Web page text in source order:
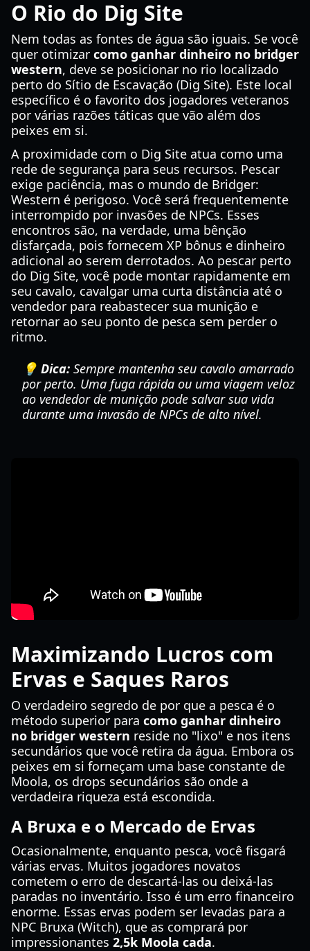
O Rio do Dig Site
Nem todas as fontes de água são iguais. Se você
quer otimizar como ganhar dinheiro no bridger
western, deve se posicionar no rio localizado
perto do Sítio de Escavação (Dig Site). Este local
específico é o favorito dos jogadores veteranos
por várias razões táticas que vão além dos
peixes em si.
A proximidade com o Dig Site atua como uma
rede de segurança para seus recursos. Pescar
exige paciência, mas o mundo de Bridger:
Western é perigoso. Você será frequentemente
interrompido por invasões de NPCs. Esses
encontros são, na verdade, uma bênção
disfarçada, pois fornecem XP bônus e dinheiro
adicional ao serem derrotados. Ao pescar perto
do Dig Site, você pode montar rapidamente em
seu cavalo, cavalgar uma curta distância até o
vendedor para reabastecer sua munição e
retornar ao seu ponto de pesca sem perder o
ritmo.
💡 Dica: Sempre mantenha seu cavalo amarrado
por perto. Uma fuga rápida ou uma viagem veloz
ao vendedor de munição pode salvar sua vida
durante uma invasão de NPCs de alto nível.
Maximizando Lucros com
Ervas e Saques Raros
O verdadeiro segredo de por que a pesca é o
método superior para como ganhar dinheiro
no bridger western reside no "lixo" e nos itens
secundários que você retira da água. Embora os
peixes em si forneçam uma base constante de
Moola, os drops secundários são onde a
verdadeira riqueza está escondida.
A Bruxa e o Mercado de Ervas
Ocasionalmente, enquanto pesca, você fisgará
várias ervas. Muitos jogadores novatos
cometem o erro de descartá-las ou deixá-las
paradas no inventário. Isso é um erro financeiro
enorme. Essas ervas podem ser levadas para a
NPC Bruxa (Witch), que as comprará por
impressionantes 2,5k Moola cada.